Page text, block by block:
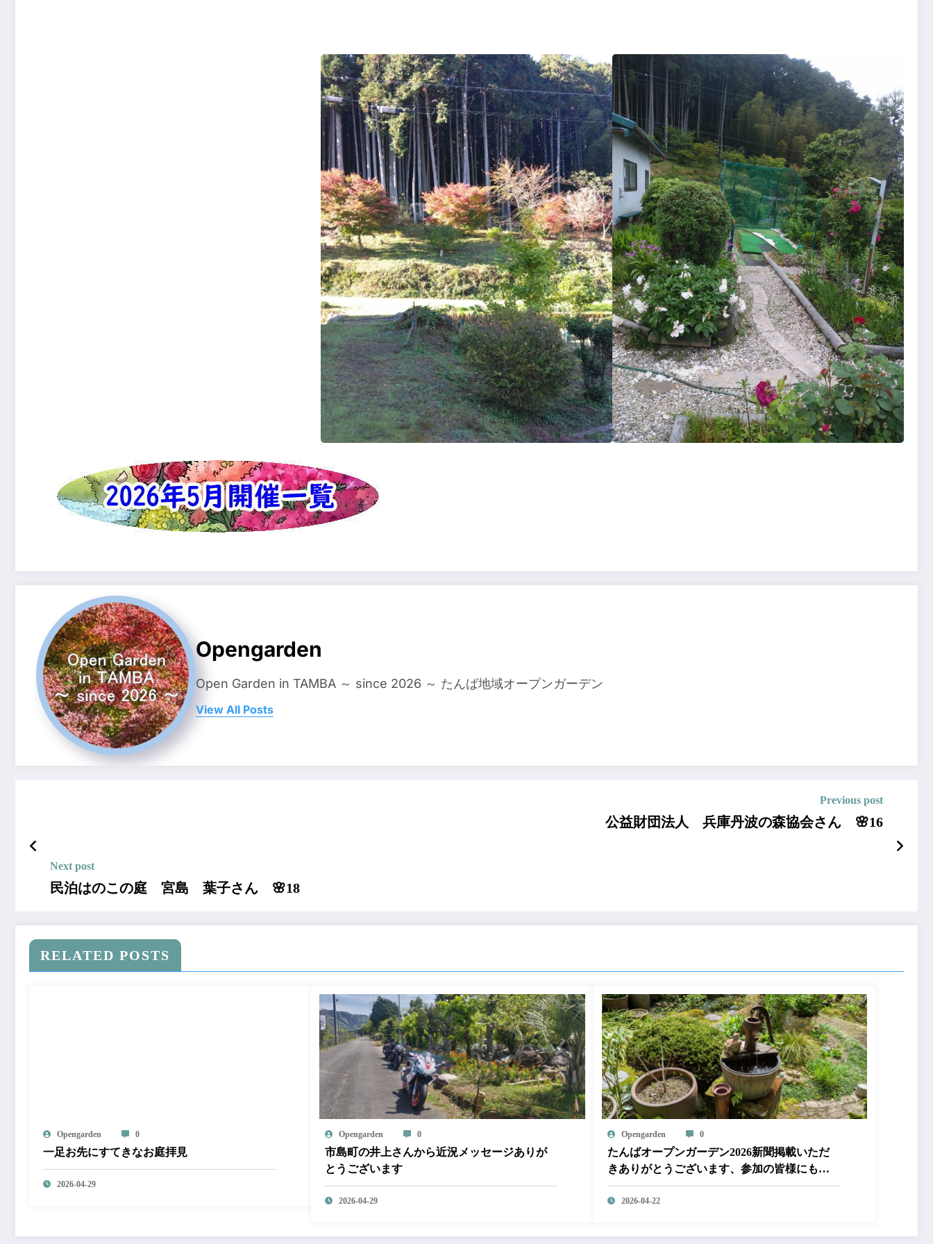
Opengarden
Open Garden in TAMBA ～ since 2026 ～ たんば地域オープンガーデン
View All Posts
Previous post
公益財団法人 兵庫丹波の森協会さん 🌸16
Next post
民泊はのこの庭 宮島 葉子さん 🌸18
RELATED POSTS
Opengarden 0
一足お先にすてきなお庭拝見
2026-04-29
Opengarden 0
市島町の井上さんから近況メッセージありが
とうございます
2026-04-29
Opengarden 0
たんばオープンガーデン2026新聞掲載いただ
きありがとうございます、参加の皆様にもお
庭番号札やマップ。ポスターを配布完了しま
した。
2026-04-22